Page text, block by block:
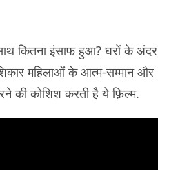
कितना इंसाफ हुआ? घरों के अंदर
महिलाओं के आत्म-सम्मान और
की कोशिश करती है ये फ़िल्म.